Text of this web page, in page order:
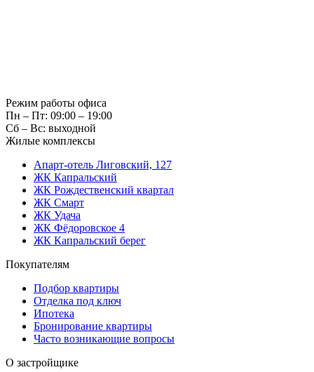
Режим работы офиса
Пн – Пт: 09:00 – 19:00
Сб – Вс: выходной
Жилые комплексы
Апарт-отель Лиговский, 127
ЖК Капральский
ЖК Рождественский квартал
ЖК Смарт
ЖК Удача
ЖК Фёдоровское 4
ЖК Капральский берег
Покупателям
Подбор квартиры
Отделка под ключ
Ипотека
Бронирование квартиры
Часто возникающие вопросы
О застройщике